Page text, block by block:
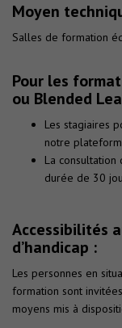
Moyen
Salles de formation
Pour les
ou Blended
Les stagiaires
notre
La
durée de 30
Accessibilités
d’handicap :
Les personnes en
formation sont
moyens mis à